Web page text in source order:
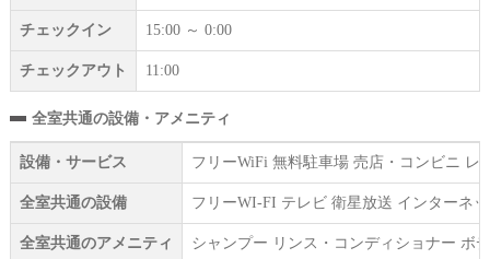
チェックイン 15:00 ～ 0:00
チェックアウト 11:00
全室共通の設備・アメニティ
設備・サービス フリーWiFi 無料駐車場 売店・コンビニ
全室共通の設備 フリーWI‐FI テレビ 衛星放送 インターネ
全室共通のアメニティ シャンプー リンス・コンディショナー ボ